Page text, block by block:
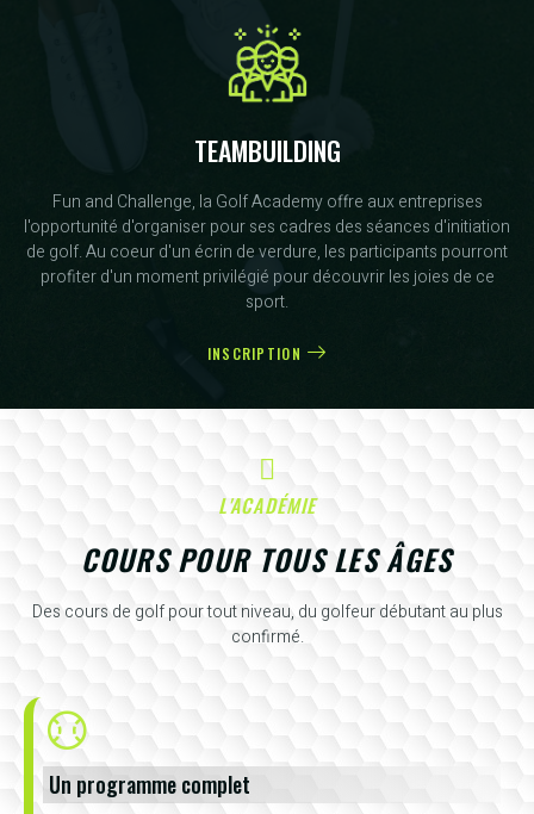
TEAMBUILDING
Fun and Challenge, la Golf Academy offre aux entreprises
l'opportunité d'organiser pour ses cadres des séances d'initiation
de golf. Au coeur d'un écrin de verdure, les participants pourront
profiter d'un moment privilégié pour découvrir les joies de ce
sport.
INSCRIPTION
L'ACADÉMIE
COURS POUR TOUS LES ÂGES
Des cours de golf pour tout niveau, du golfeur débutant au plus
confirmé.
Un programme complet